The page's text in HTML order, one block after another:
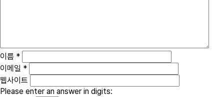
이름 *
이메일 *
웹사이트
Please enter an answer in digits: